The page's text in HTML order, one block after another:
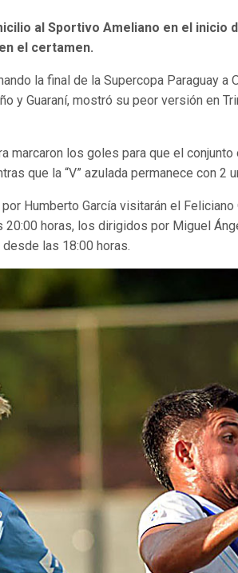
al Sportivo Ameliano en el inicio
el certamen.
la final de la Supercopa Paraguay a
y Guaraní, mostró su peor versión en
marcaron los goles para que el
que la “V” azulada permanece con 2
Humberto García visitarán el
horas, los dirigidos por Miguel
las 18:00 horas.